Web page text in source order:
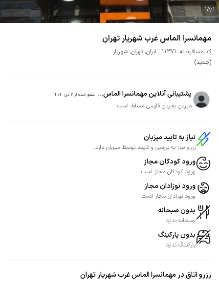
15/1
مهمانسرا الماس غرب شهریار تهران
کد مسافرخانه: 11371 ایران, تهران, شهریار
(جدید)
پشتیبانی آنلاین مهمانسرا الماس... عضو شده از 2 دی 1404
میزبان به زبان فارسی مسلط است
نیاز به تایید میزبان
رزرو نیاز به بررسی و تایید توسط میزبان دارد.
ورود کودکان مجاز
ورود کودکان مجاز است.
ورود نوزادان مجاز
ورود نوزادان مجاز است.
بدون صبحانه
صبحانه ندارد.
بدون پارکینگ
پارکینگ ندارد.
رزرو اتاق در مهمانسرا الماس غرب شهریار تهران